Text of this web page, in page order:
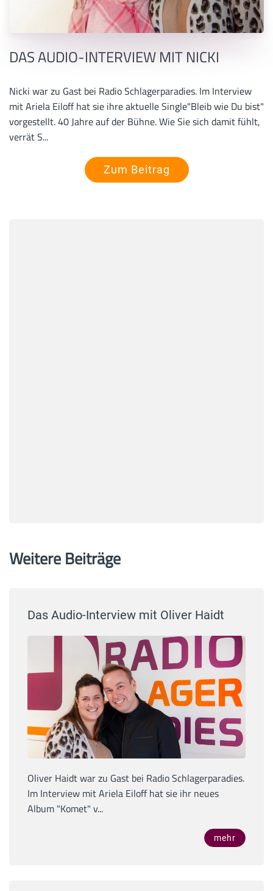
DAS AUDIO-INTERVIEW MIT NICKI
Nicki war zu Gast bei Radio Schlagerparadies. Im Interview
mit Ariela Eiloff hat sie ihre aktuelle Single"Bleib wie Du bist"
vorgestellt. 40 Jahre auf der Bühne. Wie Sie sich damit fühlt,
verrät S...
Zum Beitrag
Weitere Beiträge
Das Audio-Interview mit Oliver Haidt
Oliver Haidt war zu Gast bei Radio Schlagerparadies.
Im Interview mit Ariela Eiloff hat sie ihr neues
Album "Komet" v...
mehr